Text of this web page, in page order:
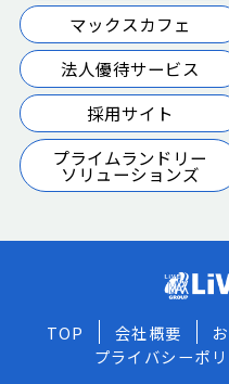
マックスカフェ
法人優待サービス
採用サイト
プライムランドリー
ソリューションズ
TOP 会社概要
プライバシーポ